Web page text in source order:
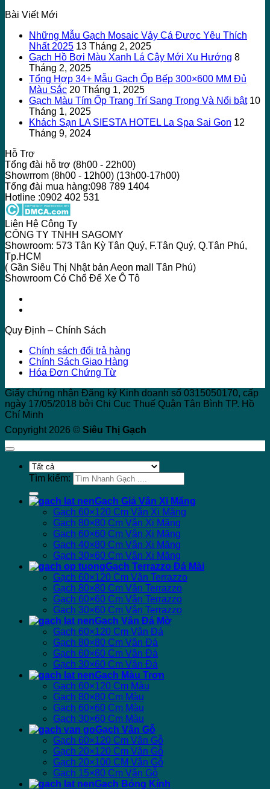
Bài Viết Mới
Những Mẫu Gạch Mosaic Vảy Cá Được Yêu Thích
Nhất 2025 13 Tháng 2, 2025
Gạch Hồ Bơi Màu Xanh Lá Cây Mới Xu Hướng 8
Tháng 2, 2025
Tổng Hợp 34+ Mẫu Gạch Ốp Bếp 300×600 MM Đủ
Màu Sắc 20 Tháng 1, 2025
Gạch Màu Tím Ốp Trang Trí Sang Trọng Và Nổi bật 10
Tháng 1, 2025
Khách Sạn LA SIESTA HOTEL La Spa Sai Gon 12
Tháng 9, 2024
Hỗ Trợ
Tổng đài hỗ trợ (8h00 - 22h00)
Showrrom (8h00 - 12h00) (13h00-17h00)
Tổng đài mua hàng:098 789 1404
Hotline :0902 402 531
Liên Hệ Công Ty
CÔNG TY TNHH SAGOMY
Showroom: 573 Tân Kỳ Tân Quý, F.Tân Quý, Q.Tân Phú,
Tp.HCM
( Gần Siêu Thị Nhật bản Aeon mall Tân Phú)
Showroom Có Chổ Để Xe Ô Tô
Quy Định – Chính Sách
Chính sách đổi trả hàng
Chính Sách Giao Hàng
Hóa Đơn Chứng Từ
Giấy chứng nhận Đăng ký Kinh doanh số 0315050170, cấp
ngày 17/05/2018 bởi Chi Cục Thuế Quận Tân Bình TP. Hồ
Chí Minh
Copyright 2026 © Siêu Thị Gạch
Tìm kiếm:
Gạch Giả Vân Xi Măng
Gạch 60×120 Cm Vân Xi Măng
Gạch 80×80 Cm Vân Xi Măng
Gạch 60×60 Cm Vân Xi Măng
Gạch 40×80 Cm Vân Xi Măng
Gạch 30×60 Cm Vân Xi Măng
Gạch Terrazzo Đá Mài
Gạch 60×120 Cm Vân Terrazzo
Gạch 80×80 Cm Vân Terrazzo
Gạch 60×60 Cm Vân Terrazzo
Gạch 30×60 Cm Vân Terrazzo
Gạch Vân Đá Mờ
Gạch 60×120 Cm Vân Đá
Gạch 80×80 Cm Vân Đá
Gạch 60×60 Cm Vân Đá
Gạch 30×60 Cm Vân Đá
Gạch Màu Trơn
Gạch 60×120 Cm Màu
Gạch 80×80 Cm Màu
Gạch 60×60 Cm Màu
Gạch 30×60 Cm Màu
Gạch Vân Gỗ
Gạch 60×120 Cm Vân Gỗ
Gạch 20×120 Cm Vân Gỗ
Gạch 20×100 CM Vân Gỗ
Gạch 15×80 Cm Vân Gỗ
Gạch Bóng Kính